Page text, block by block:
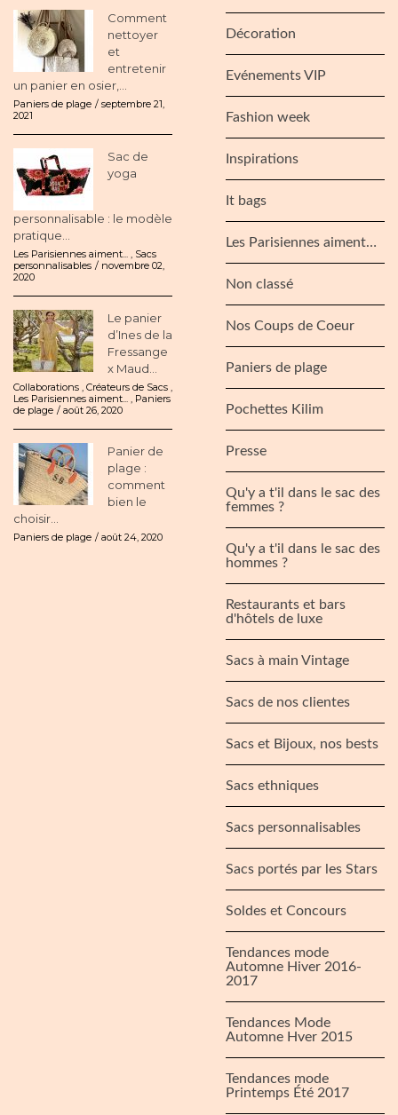
Comment
nettoyer
et
entretenir
un panier en osier,...
Paniers de plage
septembre 21,
2021
Sac de
yoga
personnalisable : le modèle
pratique...
Les Parisiennes aiment...
Sacs
personnalisables
novembre 02,
2020
Le panier
d’Ines de la
Fressange
x Maud...
Collaborations Créateurs de Sacs
Les Parisiennes aiment...
Paniers
de plage
août 26, 2020
Panier de
plage :
comment
bien le
choisir...
Paniers de plage août 24, 2020
Décoration
Evénements VIP
Fashion week
Inspirations
It bags
Les Parisiennes aiment…
Non classé
Nos Coups de Coeur
Paniers de plage
Pochettes Kilim
Presse
Qu'y a t'il dans le sac des
femmes ?
Qu'y a t'il dans le sac des
hommes ?
Restaurants et bars
d'hôtels de luxe
Sacs à main Vintage
Sacs de nos clientes
Sacs et Bijoux, nos bests
Sacs ethniques
Sacs personnalisables
Sacs portés par les Stars
Soldes et Concours
Tendances mode
Automne Hiver 2016-
2017
Tendances Mode
Automne Hver 2015
Tendances mode
Printemps Été 2017